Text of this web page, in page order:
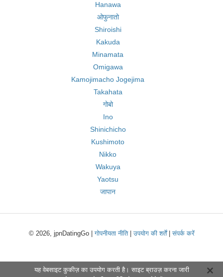
Hanawa
ओफुनातो
Shiroishi
Kakuda
Minamata
Omigawa
Kamojimacho Jogejima
Takahata
गोबो
Ino
Shinichicho
Kushimoto
Nikko
Wakuya
Yaotsu
जापान
© 2026, jpnDatingGo |गोपनीयता नीति|उपयोग की शर्तें|संपर्क करें
यह वेबसाइट कुकीज़ का उपयोग करती है। साइट ब्राउज़ करना जारी